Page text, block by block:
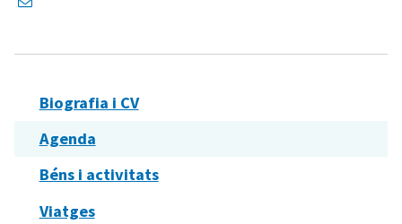
Biografia i CV
Agenda
Béns i activitats
Viatges